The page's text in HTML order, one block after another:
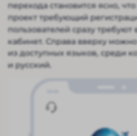
перехода становится ясно,
проект требующий
пользователей сразу требуют
кабинет. Справа вверху
из доступных языков, среди
и русский.